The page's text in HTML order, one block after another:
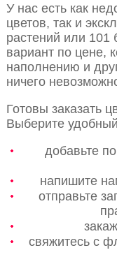
У нас есть как
цветов, так и
растений или
вариант по цене,
наполнению и
ничего
Готовы заказать
Выберите
добавьте
напишите
отправьте
свяжитесь с